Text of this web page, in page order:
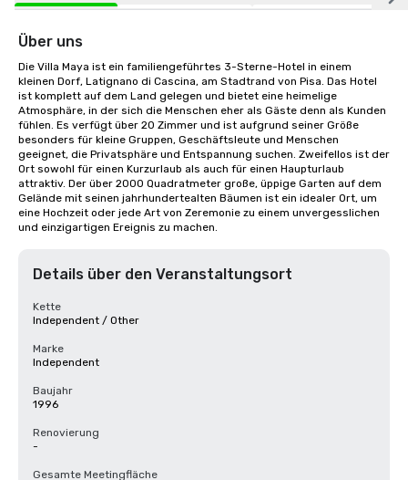
Über uns
Die Villa Maya ist ein familiengeführtes 3-Sterne-Hotel in einem
kleinen Dorf, Latignano di Cascina, am Stadtrand von Pisa. Das Hotel
ist komplett auf dem Land gelegen und bietet eine heimelige
Atmosphäre, in der sich die Menschen eher als Gäste denn als Kunden
fühlen. Es verfügt über 20 Zimmer und ist aufgrund seiner Größe
besonders für kleine Gruppen, Geschäftsleute und Menschen
geeignet, die Privatsphäre und Entspannung suchen. Zweifellos ist der
Ort sowohl für einen Kurzurlaub als auch für einen Haupturlaub
attraktiv. Der über 2000 Quadratmeter große, üppige Garten auf dem
Gelände mit seinen jahrhundertealten Bäumen ist ein idealer Ort, um
eine Hochzeit oder jede Art von Zeremonie zu einem unvergesslichen
und einzigartigen Ereignis zu machen.
Details über den Veranstaltungsort
Kette
Independent / Other
Marke
Independent
Baujahr
1996
Renovierung
-
Gesamte Meetingfläche